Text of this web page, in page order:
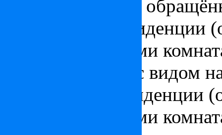
внутренний двор
Второй этаж резиденции
спальни с ванными
кухней, террасу с видом
Третий этаж резиденции
спальни с ванными